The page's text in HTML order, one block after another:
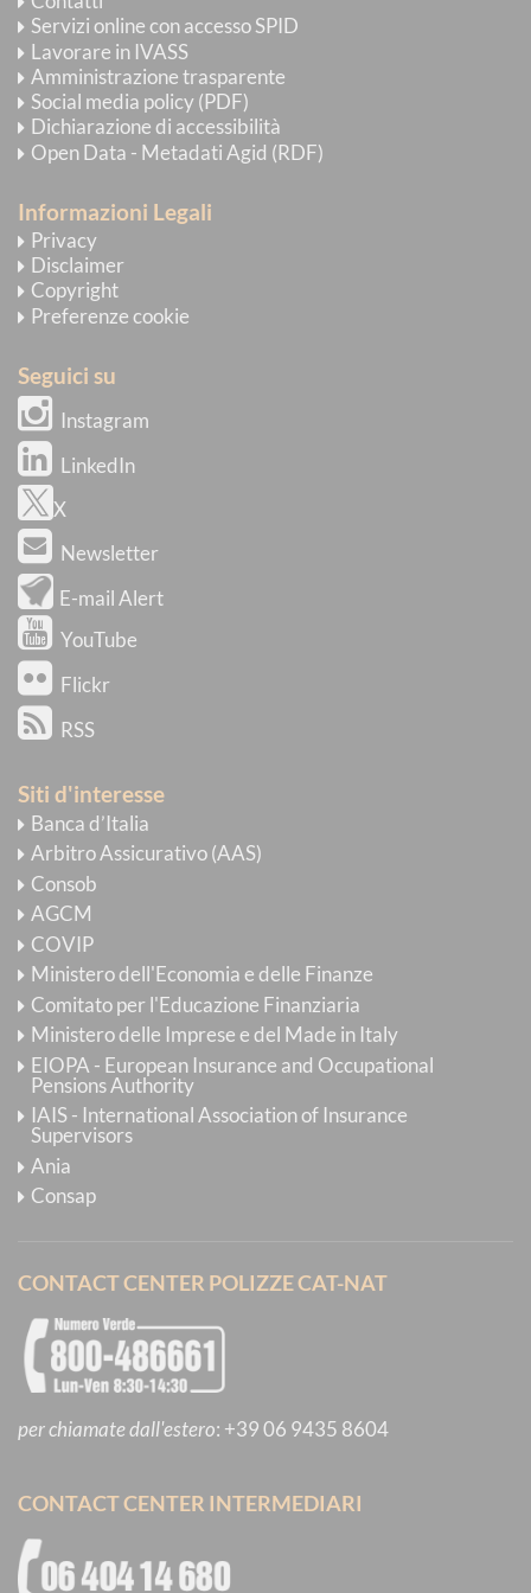
Servizi online con accesso SPID
Lavorare in IVASS
Amministrazione trasparente
Social media policy (PDF)
Dichiarazione di accessibilità
Open Data - Metadati Agid (RDF)
Informazioni Legali
Privacy
Disclaimer
Copyright
Preferenze cookie
Seguici su
Instagram
LinkedIn
X
Newsletter
E-mail Alert
YouTube
Flickr
RSS
Siti d'interesse
Banca d’Italia
Arbitro Assicurativo (AAS)
Consob
AGCM
COVIP
Ministero dell'Economia e delle Finanze
Comitato per l'Educazione Finanziaria
Ministero delle Imprese e del Made in Italy
EIOPA - European Insurance and Occupational
Pensions Authority
IAIS - International Association of Insurance
Supervisors
Ania
Consap
CONTACT CENTER POLIZZE CAT-NAT
per chiamate dall'estero: +39 06 9435 8604
CONTACT CENTER INTERMEDIARI